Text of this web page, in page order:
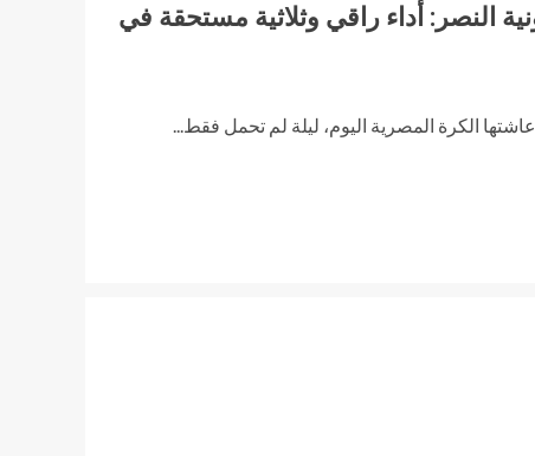
النصر: أداء راقي وثلاثية مستحقة في
الكرة المصرية اليوم، ليلة لم تحمل فقط...